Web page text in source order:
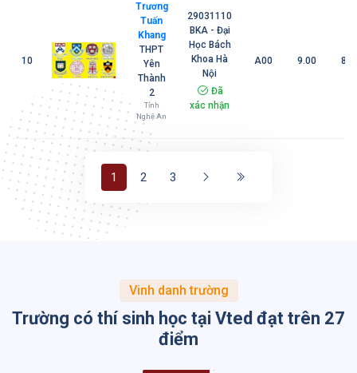
10
Trương
Tuấn
Khang
THPT
Yên
Thành
2
Tỉnh
Nghệ An
29031110
BKA - Đại
Học Bách
Khoa Hà
Nội
Đã
xác nhận
A00 9.00
1 2 3
Vinh danh trường
Trường có thí sinh học tại Vted đạt trên 27
điểm